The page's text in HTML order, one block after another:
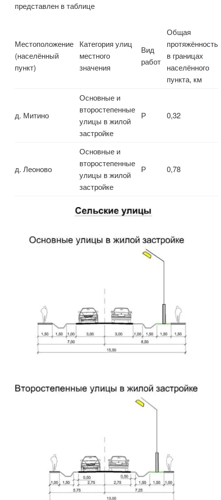
представлен в таблице
Местоположение
(населённый
пункт)
Категория улиц
местного
значения
Вид
работ
Общая
протяжённость
в границах
населённого
пункта, км
д. Митино
Основные и
второстепенные
улицы в жилой
застройке
Р 0,32
д. Леоново
Основные и
второстепенные
улицы в жилой
застройке
Р 0,78